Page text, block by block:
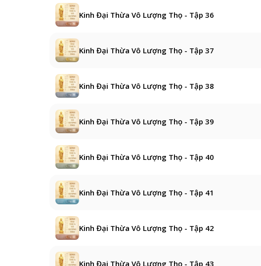
Kinh Đại Thừa Vô Lượng Thọ - Tập 36
Kinh Đại Thừa Vô Lượng Thọ - Tập 37
Kinh Đại Thừa Vô Lượng Thọ - Tập 38
Kinh Đại Thừa Vô Lượng Thọ - Tập 39
Kinh Đại Thừa Vô Lượng Thọ - Tập 40
Kinh Đại Thừa Vô Lượng Thọ - Tập 41
Kinh Đại Thừa Vô Lượng Thọ - Tập 42
Kinh Đại Thừa Vô Lượng Thọ - Tập 43